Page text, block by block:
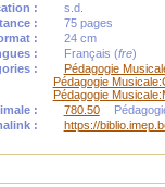
:
s.d.
:
75 pages
:
24 cm
:
Français (fre)
:
Pédagogie
Pédagogie
Pédagogie
:
780.50
:
https://